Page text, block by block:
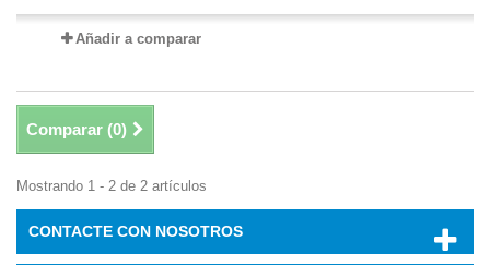
Añadir a comparar
Comparar (0)
Mostrando 1 - 2 de 2 artículos
CONTACTE CON NOSOTROS